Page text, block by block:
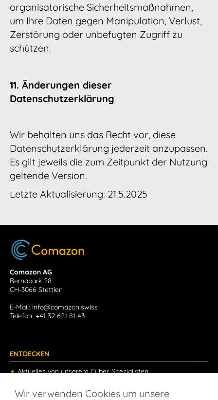
organisatorische Sicherheitsmaßnahmen,
um Ihre Daten gegen Manipulation, Verlust,
Zerstörung oder unbefugten Zugriff zu
schützen.
11. Änderungen dieser
Datenschutzerklärung
Wir behalten uns das Recht vor, diese
Datenschutzerklärung jederzeit anzupassen.
Es gilt jeweils die zum Zeitpunkt der Nutzung
geltende Version.
Letzte Aktualisierung: 21.5.2025
Comazon AG
Bernapark 28
CH-3066 Stettlen
E-Mail: info@comazon.swiss
Telefon: +41 32 621 81 43
ENTDECKEN
➧ Aktuelles von unserem Cyber-Spezialisten
➧
Comport® - Cybersicherheit neu gedacht
Com® - Verbinden Sie Ihre Applikation
Wir verwenden Cookies um unsere